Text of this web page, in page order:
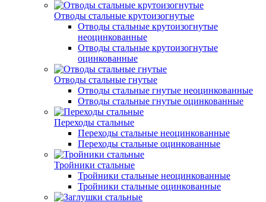
Отводы стальные крутоизогнутые
Отводы стальные крутоизогнутые
неоцинкованные
Отводы стальные крутоизогнутые
оцинкованные
Отводы стальные гнутые
Отводы стальные гнутые неоцинкованные
Отводы стальные гнутые оцинкованные
Переходы стальные
Переходы стальные неоцинкованные
Переходы стальные оцинкованные
Тройники стальные
Тройники стальные неоцинкованные
Тройники стальные оцинкованные